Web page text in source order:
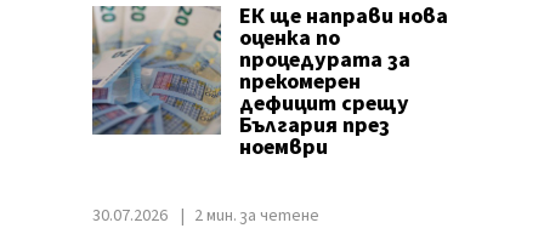
ЕК ще направи нова
оценка по
процедурата за
прекомерен
дефицит срещу
България през
ноември
30.07.2026 2 мин. за четене